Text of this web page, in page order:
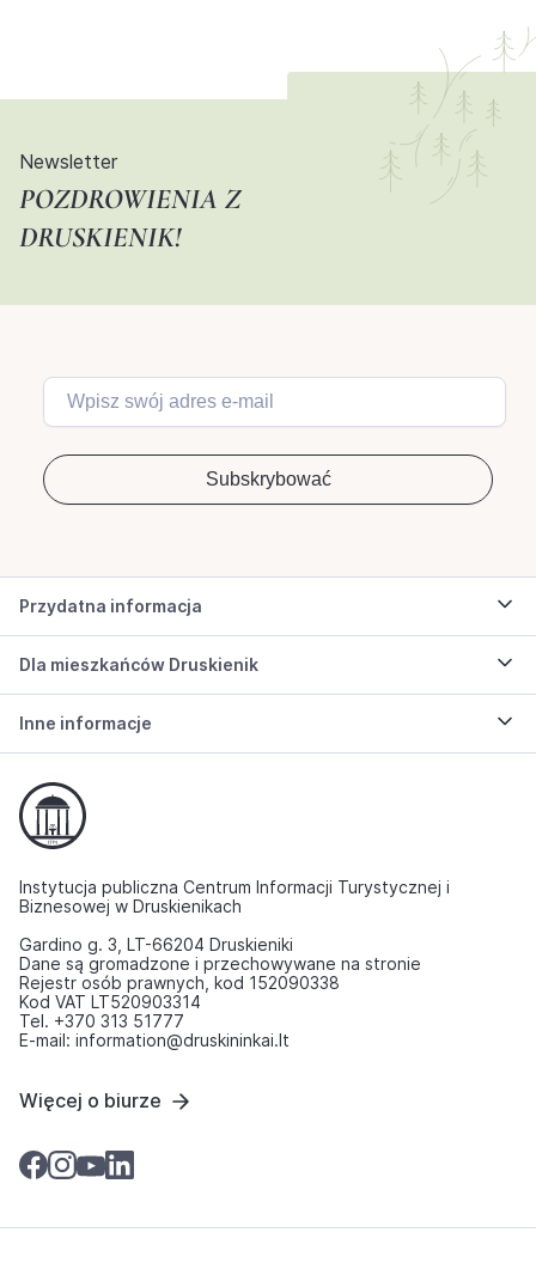
Newsletter
POZDROWIENIA Z
DRUSKIENIK!
Przydatna informacja
Dla mieszkańców Druskienik
Inne informacje
Instytucja publiczna Centrum Informacji Turystycznej i
Biznesowej w Druskienikach
Gardino g. 3, LT-66204 Druskieniki
Dane są gromadzone i przechowywane na stronie
Rejestr osób prawnych, kod 152090338
Kod VAT LT520903314
Tel. +370 313 51777
E-mail: information@druskininkai.lt
Więcej o biurze